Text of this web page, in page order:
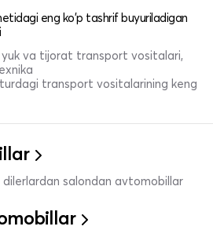
eng ko'p tashrif buyuriladigan
va tijorat transport vositalari,
transport vositalarining keng
salondan avtomobillar